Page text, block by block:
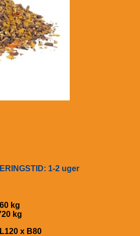
1-2 uger
kg
kg
x B80